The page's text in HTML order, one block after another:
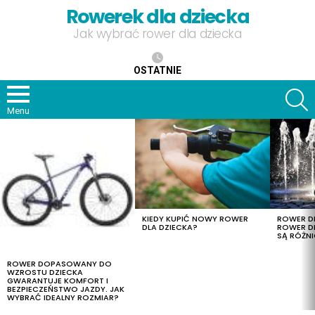
Rowerek dla dziecka
Jak wybrać rower dla dziecka
OSTATNIE
Menu
ROWER DOPASOWANY DO
WZROSTU DZIECKA
GWARANTUJE KOMFORT I
BEZPIECZEŃSTWO JAZDY. JAK
WYBRAĆ IDEALNY ROZMIAR?
KIEDY KUPIĆ NOWY ROWER
DLA DZIECKA?
ROWER
ROWER
SĄ